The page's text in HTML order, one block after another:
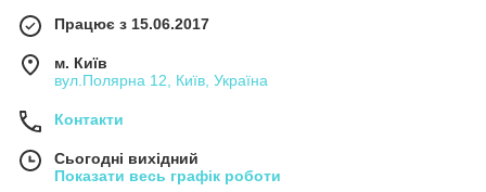
Працює з 15.06.2017
м. Київ
вул.Полярна 12, Київ, Україна
Контакти
Сьогодні вихідний
Показати весь графік роботи